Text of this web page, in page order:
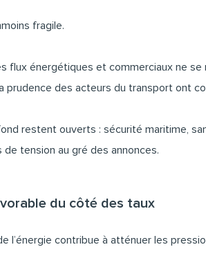
fragile.
flux énergétiques et commerciaux ne
prudence des acteurs du transport ont
restent ouverts : sécurité maritime,
tension au gré des annonces.
du côté des taux
l’énergie contribue à atténuer les